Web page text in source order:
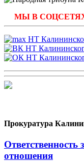
МЫ В
Прокуратура
отношения